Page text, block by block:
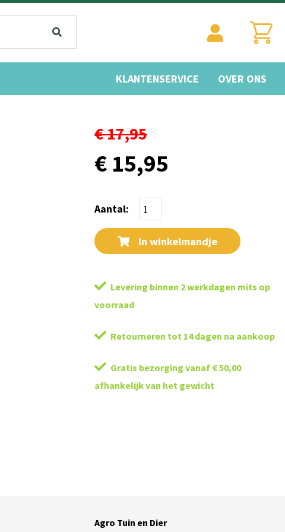
KLANTENSERVICE OVER ONS
€ 17,95
€ 15,95
Aantal:
In winkelmandje
Levering binnen 2 werkdagen mits op
voorraad
Retourneren tot 14 dagen na aankoop
Gratis bezorging vanaf € 50,00
afhankelijk van het gewicht
Agro Tuin en Dier